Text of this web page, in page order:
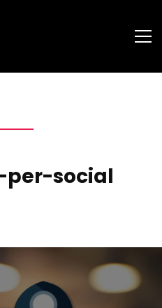
social